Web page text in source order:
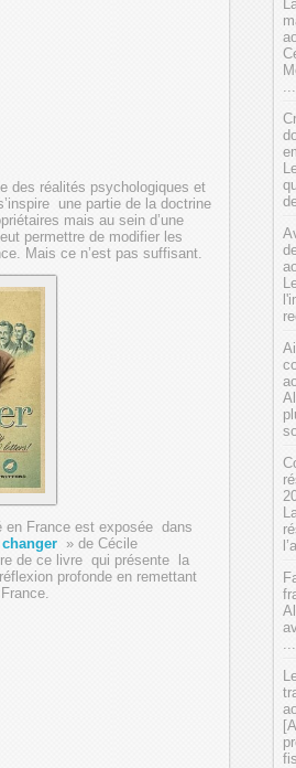
des réalités psychologiques et
une partie de la doctrine
mais au sein d’une
permettre de modifier les
Mais ce n’est pas suffisant.
en France est exposée dans
» de Cécile
de ce livre qui présente la
profonde en remettant